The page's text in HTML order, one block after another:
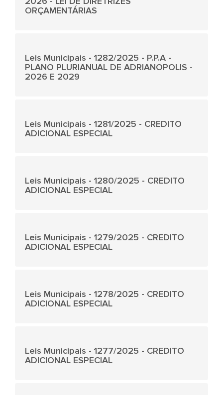
ORÇAMENTÁRIAS
Leis Municipais - 1282/2025 - P.P.A -
PLANO PLURIANUAL DE ADRIANOPOLIS -
2026 E 2029
Leis Municipais - 1281/2025 - CREDITO
ADICIONAL ESPECIAL
Leis Municipais - 1280/2025 - CREDITO
ADICIONAL ESPECIAL
Leis Municipais - 1279/2025 - CREDITO
ADICIONAL ESPECIAL
Leis Municipais - 1278/2025 - CREDITO
ADICIONAL ESPECIAL
Leis Municipais - 1277/2025 - CREDITO
ADICIONAL ESPECIAL